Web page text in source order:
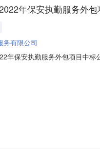
年保安执勤服务外
务有限公司
年保安执勤服务外包项目中
中标候选人公示交通银行股